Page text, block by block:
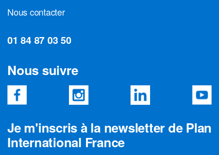
Nous contacter
01 84 87 03 50
Nous suivre
Je m'inscris à la newsletter de Plan
International France